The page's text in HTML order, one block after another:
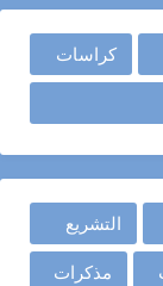
كراسات
التشريع
مذكرات